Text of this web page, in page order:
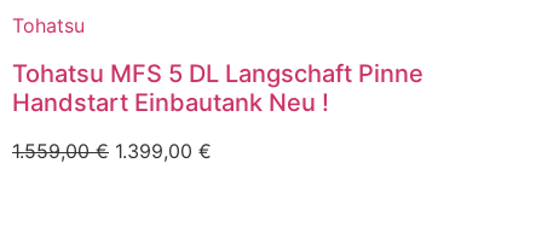
Tohatsu
Tohatsu MFS 5 DL Langschaft Pinne
Handstart Einbautank Neu !
1.559,00€ 1.399,00 €